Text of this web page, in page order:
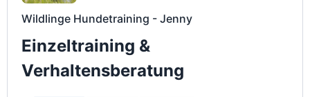
Wildlinge Hundetraining - Jenny
Einzeltraining &
Verhaltensberatung